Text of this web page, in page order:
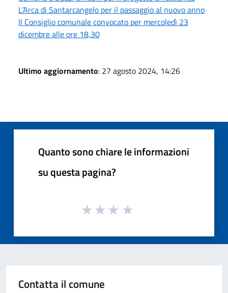
L’Arca di Santarcangelo per il passaggio al nuovo anno
Il Consiglio comunale convocato per mercoledì 23
dicembre alle ore 18,30
Ultimo aggiornamento: 27 agosto 2024, 14:26
Quanto sono chiare le informazioni
su questa pagina?
Contatta il comune